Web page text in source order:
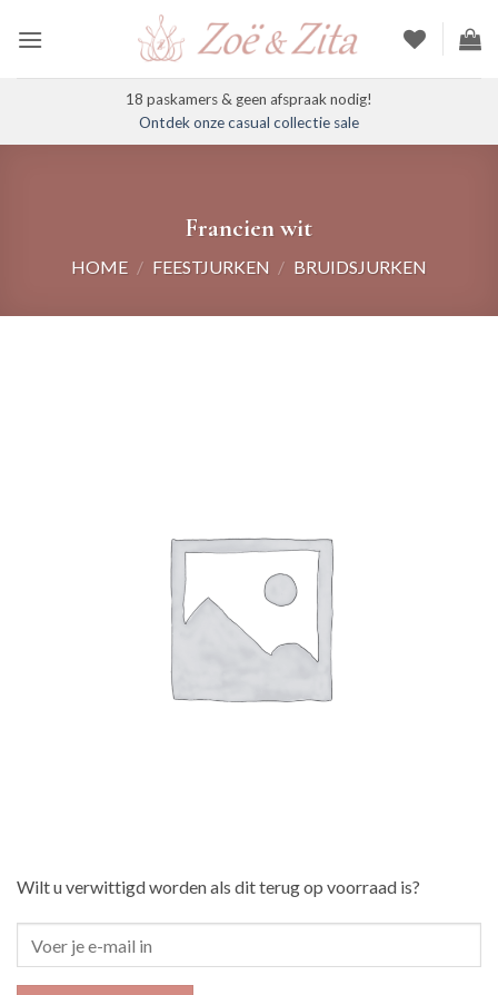
naar
18 paskamers & geen afspraak nodig!
Ontdek onze casual collectie sale
Francien wit
HOME / FEESTJURKEN / BRUIDSJURKEN
Wilt u verwittigd worden als dit terug op voorraad is?